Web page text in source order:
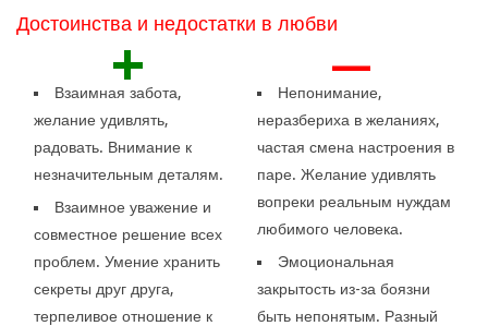
Достоинства и недостатки в любви
+
Взаимная забота,
желание удивлять,
радовать. Внимание к
незначительным деталям.
Взаимное уважение и
совместное решение всех
проблем. Умение хранить
секреты друг друга,
терпеливое отношение к
—
Непонимание,
неразбериха в желаниях,
частая смена настроения в
паре. Желание удивлять
вопреки реальным нуждам
любимого человека.
Эмоциональная
закрытость из-за боязни
быть непонятым. Разный